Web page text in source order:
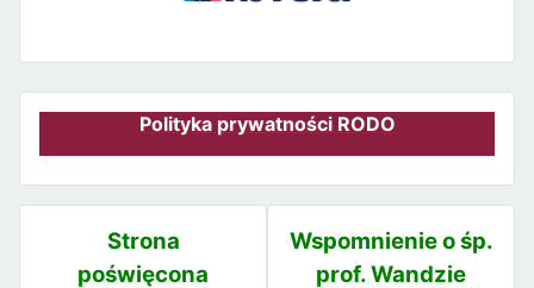
Polityka prywatności RODO
Strona
poświęcona
Wspomnienie o śp.
prof. Wandzie